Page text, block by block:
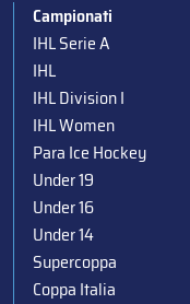
Campionati
IHL Serie A
IHL
IHL Division I
IHL Women
Para Ice Hockey
Under 19
Under 16
Under 14
Supercoppa
Coppa Italia